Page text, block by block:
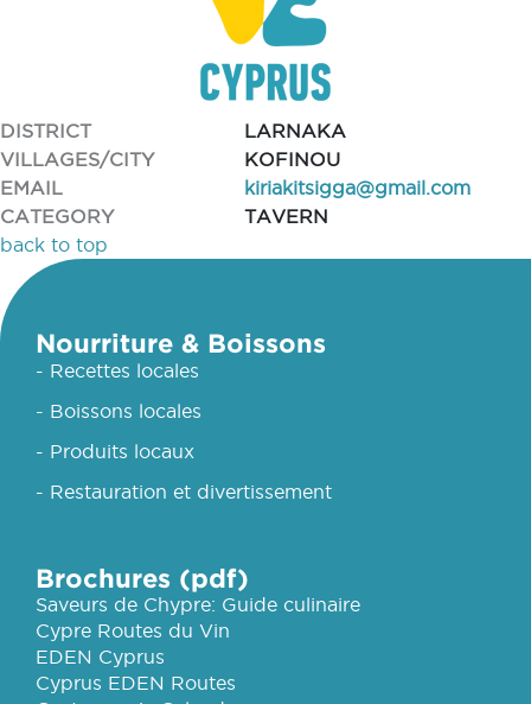
DISTRICT
LARNAKA
VILLAGES/CITY
KOFINOU
EMAIL
kiriakitsigga@gmail.com
CATEGORY
TAVERN
back to top
Nourriture & Boissons
- Recettes locales
- Boissons locales
- Produits locaux
- Restauration et divertissement
Brochures (pdf)
Saveurs de Chypre: Guide culinaire
Cypre Routes du Vin
EDEN Cyprus
Cyprus EDEN Routes